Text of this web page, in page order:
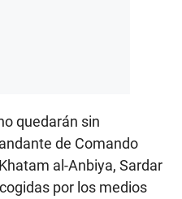
quedarán sin
de Comando
al-Anbiya, Sardar
por los medios